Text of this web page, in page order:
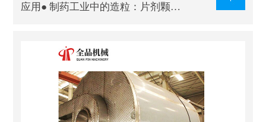
应用● 制药工业中的造粒：片剂颗…